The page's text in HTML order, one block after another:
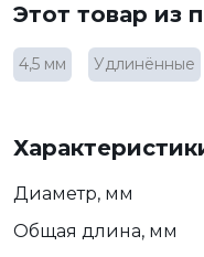
Этот товар из
4,5 мм Удлинённые
Диаметр, мм
Общая длина, мм